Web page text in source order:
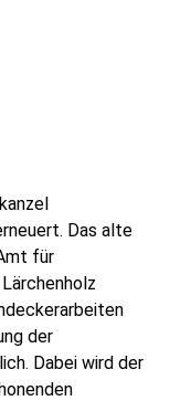
Das alte
für
der
Dabei wird der